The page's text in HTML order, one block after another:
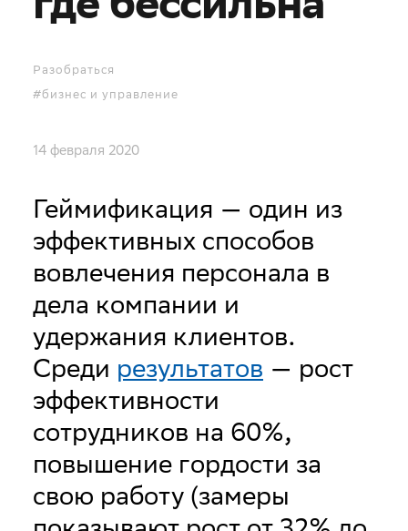
Разобраться
#бизнес и управление
14 февраля 2020
Геймификация — один из
эффективных способов
вовлечения персонала в
дела компании и
удержания клиентов.
Среди результатов — рост
эффективности
сотрудников на 60%,
повышение гордости за
свою работу (замеры